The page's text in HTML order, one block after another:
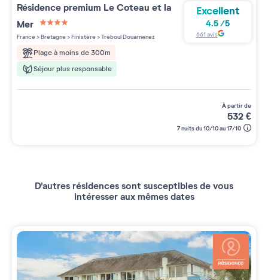
Résidence premium Le Coteau et la
Mer
4 étoiles sur 5
France>Bretagne>Finistère>Tréboul Douarnenez
Plage à moins de 300m
Séjour plus responsable
Excellent
4.5/5
661 avis
à partir de
532€
7 nuits du 10/10 au 17/10
D'autres résidences sont susceptibles de vous
intéresser aux mêmes dates